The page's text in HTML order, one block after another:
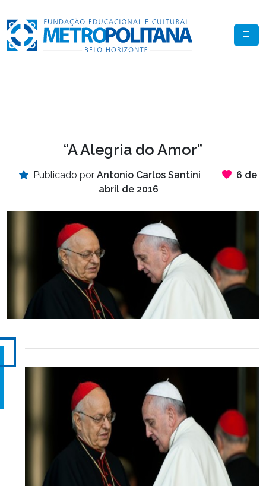
“A Alegria do Amor”
Publicado por Antonio Carlos Santini
6 de
abril de 2016